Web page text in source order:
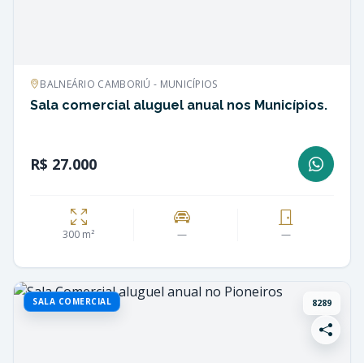
BALNEÁRIO CAMBORIÚ - MUNICÍPIOS
Sala comercial aluguel anual nos Municípios.
R$ 27.000
300 m² — —
SALA COMERCIAL 8289